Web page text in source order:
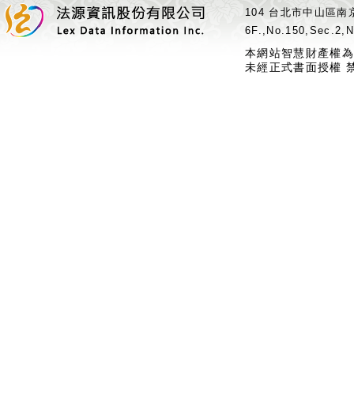
104 台北市中山區
本網站智慧財產權
未經正式書面授權